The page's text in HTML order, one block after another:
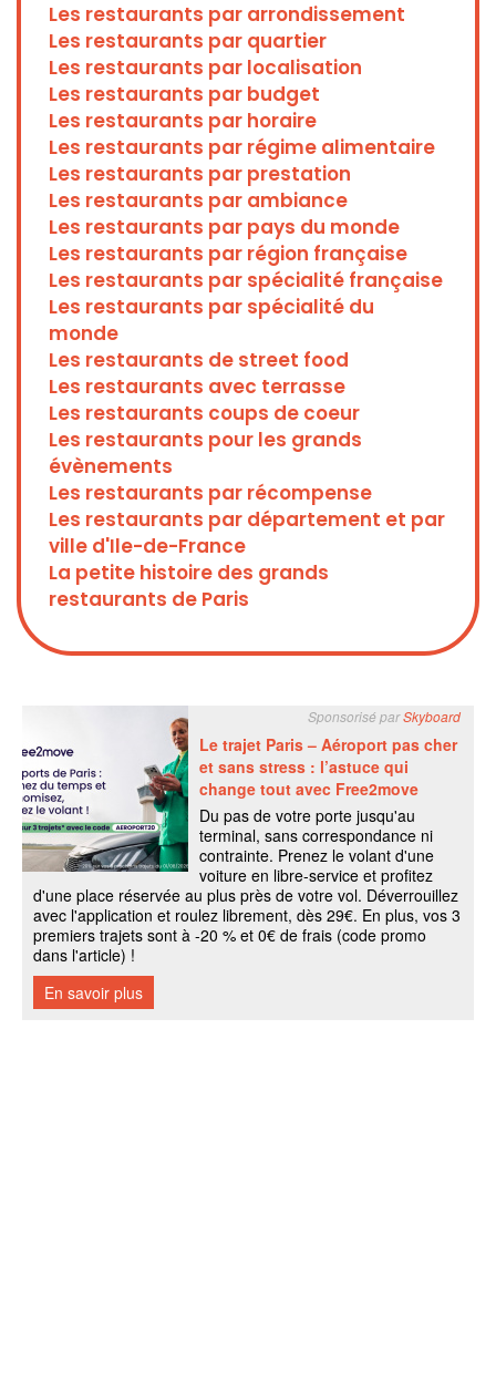
Les restaurants par arrondissement
Les restaurants par quartier
Les restaurants par localisation
Les restaurants par budget
Les restaurants par horaire
Les restaurants par régime alimentaire
Les restaurants par prestation
Les restaurants par ambiance
Les restaurants par pays du monde
Les restaurants par région française
Les restaurants par spécialité française
Les restaurants par spécialité du
monde
Les restaurants de street food
Les restaurants avec terrasse
Les restaurants coups de coeur
Les restaurants pour les grands
évènements
Les restaurants par récompense
Les restaurants par département et par
ville d'Ile-de-France
La petite histoire des grands
restaurants de Paris